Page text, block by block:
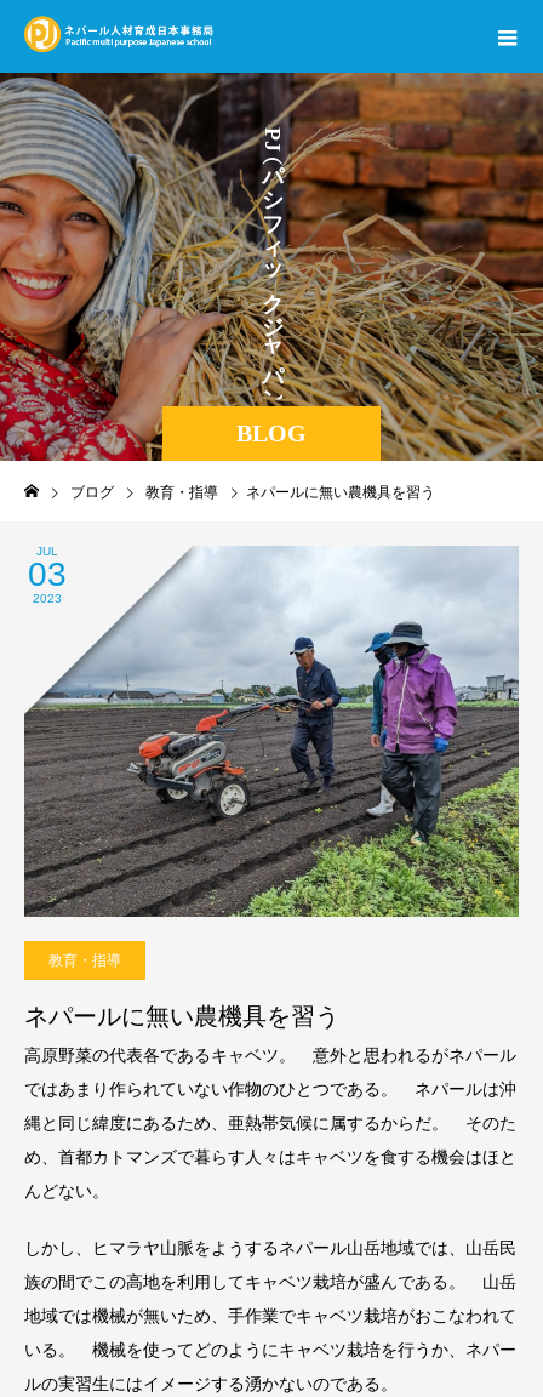
BLOG
P
J
パ
シ
フ
ィ
ッ
ク
ジ
ャ
パ
ン
ネ
パ
ブログ 教育・指導 ネパールに無い農機具を習う
JUL
03
2023
教育・指導
ネパールに無い農機具を習う
高原野菜の代表各であるキャベツ。 意外と思われるがネパール
ではあまり作られていない作物のひとつである。 ネパールは沖
縄と同じ緯度にあるため、亜熱帯気候に属するからだ。 そのた
め、首都カトマンズで暮らす人々はキャベツを食する機会はほと
んどない。
しかし、ヒマラヤ山脈をようするネパール山岳地域では、山岳民
族の間でこの高地を利用してキャベツ栽培が盛んである。 山岳
地域では機械が無いため、手作業でキャベツ栽培がおこなわれて
いる。 機械を使ってどのようにキャベツ栽培を行うか、ネパー
ルの実習生にはイメージする湧かないのである。